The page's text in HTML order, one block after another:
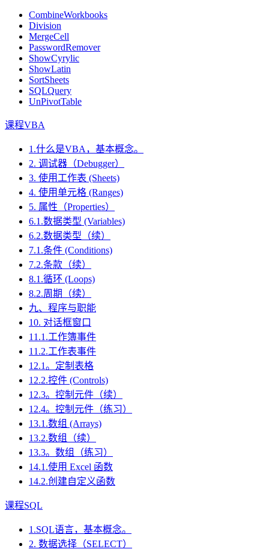
CombineWorkbooks
Division
MergeCell
PasswordRemover
ShowCyrylic
ShowLatin
SortSheets
SQLQuery
UnPivotTable
课程VBA
1.什么是VBA，基本概念。
2. 调试器（Debugger）
3. 使用工作表 (Sheets)
4. 使用单元格 (Ranges)
5. 属性（Properties）
6.1.数据类型 (Variables)
6.2.数据类型（续）
7.1.条件 (Conditions)
7.2.条款（续）
8.1.循环 (Loops)
8.2.周期（续）
九、程序与职能
10. 对话框窗口
11.1.工作簿事件
11.2.工作表事件
12.1。定制表格
12.2.控件 (Controls)
12.3。控制元件（续）
12.4。控制元件（练习）
13.1.数组 (Arrays)
13.2.数组（续）
13.3。数组（练习）
14.1.使用 Excel 函数
14.2.创建自定义函数
课程SQL
1.SQL语言，基本概念。
2. 数据选择（SELECT）